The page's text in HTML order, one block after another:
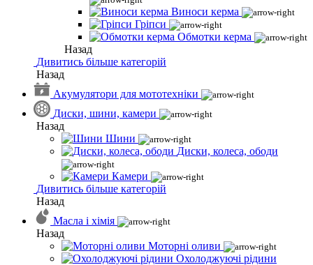
Виноси керма
Гріпси
Обмотки керма
Назад
Дивитись більше категорій
Назад
Акумулятори для мототехніки
Диски, шини, камери
Назад
Шини
Диски, колеса, ободи
Камери
Дивитись більше категорій
Назад
Масла і хімія
Назад
Моторні оливи
Охолоджуючі рідини